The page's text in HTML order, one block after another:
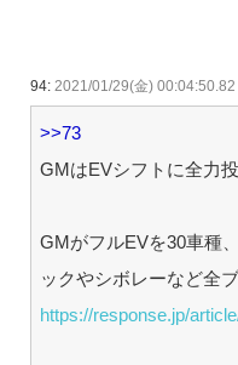
94: 2021/01/29(金)
>>73
GMはEVシフトに全力
GMがフルEVを30車種
ックやシボレーなど全
https://response.jp/